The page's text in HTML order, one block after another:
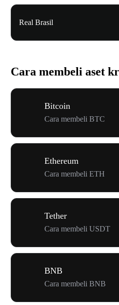
Real Brasil
Cara membeli aset
Bitcoin
Cara membeli BTC
Ethereum
Cara membeli ETH
Tether
Cara membeli USDT
BNB
Cara membeli BNB